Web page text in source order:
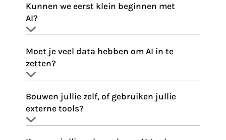
Kunnen we eerst klein beginnen met
AI?
Moet je veel data hebben om AI in te
zetten?
Bouwen jullie zelf, of gebruiken jullie
externe tools?